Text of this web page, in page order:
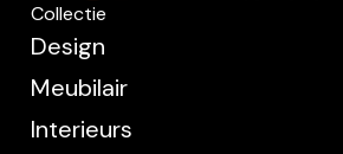
Collectie
Design
Meubilair
Interieurs